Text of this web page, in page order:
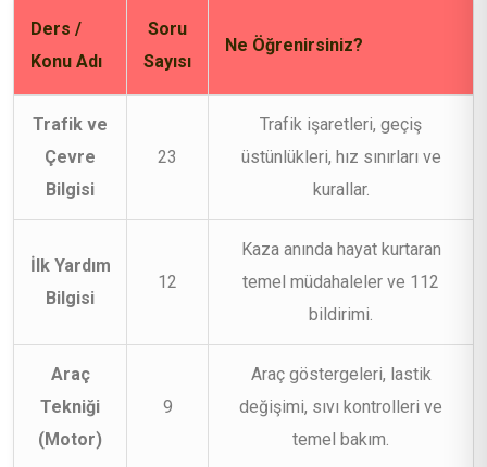
Ders /
Konu Adı
Soru
Sayısı
Ne Öğrenirsiniz?
Trafik ve
Çevre
Bilgisi
23
Trafik işaretleri, geçiş
üstünlükleri, hız sınırları ve
kurallar.
İlk Yardım
Bilgisi
12
Kaza anında hayat kurtaran
temel müdahaleler ve 112
bildirimi.
Araç
Tekniği
(Motor)
9
Araç göstergeleri, lastik
değişimi, sıvı kontrolleri ve
temel bakım.